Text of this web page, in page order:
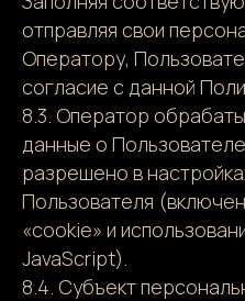
отправляя свои
Оператору,
согласие с данной
8.3. Оператор
данные о
разрешено в
Пользователя
«cookie» и
JavaScript).
8.4. Субъект